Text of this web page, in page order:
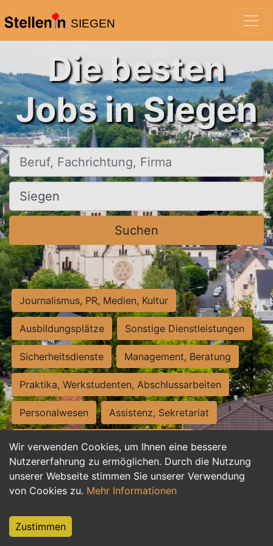
SIEGEN
Wir verwenden Cookies, um Ihnen eine bessere
Nutzererfahrung zu ermöglichen. Durch die Nutzung
unserer Webseite stimmen Sie unserer Verwendung
von Cookies zu. Mehr Informationen
Zustimmen
Die besten
Jobs in Siegen
Beruf, Fachrichtung, Firma
Ort, Stadt
Suchen
Journalismus, PR, Medien, Kultur
Ausbildungsplätze Sonstige Dienstleistungen
Sicherheitsdienste Management, Beratung
Praktika, Werkstudenten, Abschlussarbeiten
Personalwesen Assistenz, Sekretariat
Hilfskräfte, Aushilfs- und Nebenjobs
Einkauf, Logistik, Materialwirtschaft
Weiterbildung, Studium, duale Ausbildung
Tourismus